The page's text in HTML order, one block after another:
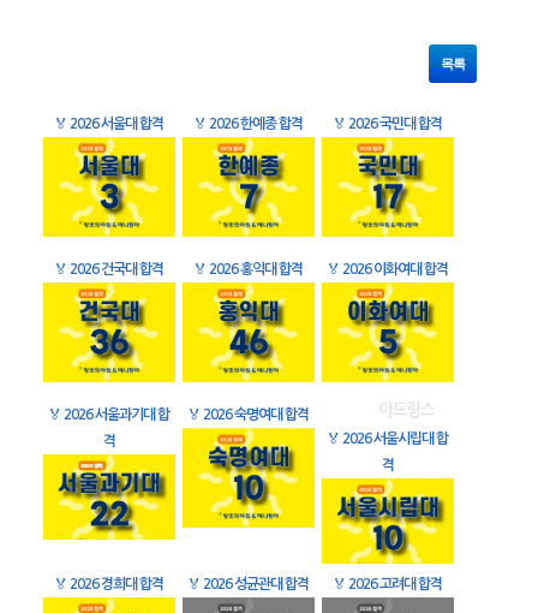
목록
🏅 2026 서울대 합격 🏅 2026 한예종 합격 🏅 2026 국민대 합격
🏅 2026 건국대 합격 🏅 2026 홍익대 합격 🏅 2026 이화여대 합격
🏅 2026 서울과기대 합
격
🏅 2026 숙명여대 합격
🏅 2026 서울시립대 합
격
🏅 2026 경희대 합격 🏅 2026 성균관대 합격 🏅 2026 고려대 합격